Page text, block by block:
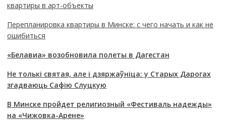
квартиры в арт-объекты
Перепланировка квартиры в Минске: с чего начать и как не
ошибиться
«Белавиа» возобновила полеты в Дагестан
Не толькі святая, але і дзяржаўніца: у Старых Дарогах
згадваюць Сафію Слуцкую
В Минске пройдет религиозный «Фестиваль надежды»
на «Чижовка-Арене»